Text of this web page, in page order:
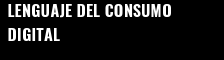
LENGUAJE DEL CONSUMO
DIGITAL